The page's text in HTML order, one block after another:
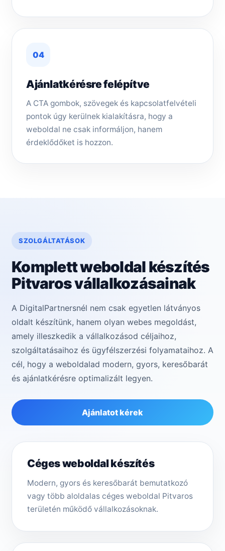
04
Ajánlatkérésre felépítve
A CTA gombok, szövegek és kapcsolatfelvételi
pontok úgy kerülnek kialakításra, hogy a
weboldal ne csak informáljon, hanem
érdeklődőket is hozzon.
SZOLGÁLTATÁSOK
Komplett weboldal készítés
Pitvaros vállalkozásainak
A DigitalPartnersnél nem csak egyetlen látványos
oldalt készítünk, hanem olyan webes megoldást,
amely illeszkedik a vállalkozásod céljaihoz,
szolgáltatásaihoz és ügyfélszerzési folyamataihoz. A
cél, hogy a weboldalad modern, gyors, keresőbarát
és ajánlatkérésre optimalizált legyen.
Ajánlatot kérek
Céges weboldal készítés
Modern, gyors és keresőbarát bemutatkozó
vagy több aloldalas céges weboldal Pitvaros
területén működő vállalkozásoknak.